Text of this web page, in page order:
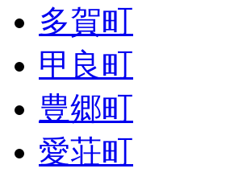
多賀町
甲良町
豊郷町
愛荘町